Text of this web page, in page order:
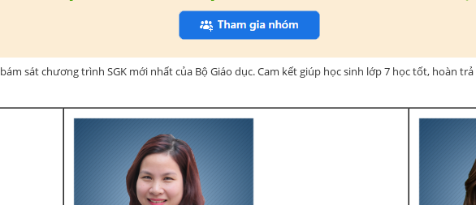
sát chương trình SGK mới nhất của Bộ Giáo dục. Cam kết giúp học sinh lớp 7 học tốt, hoàn